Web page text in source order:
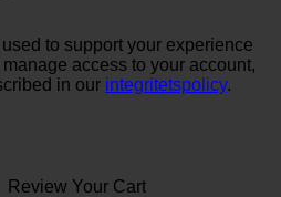
to support your experience
access to your account,
in our integritetspolicy.
Review Your Cart